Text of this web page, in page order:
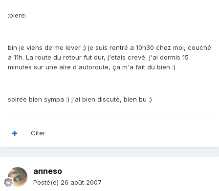
:biere:
bin je viens de me lever :) je suis rentré a 10h30 chez moi, couché
a 11h. La route du retour fut dur, j'etais crevé, j'ai dormis 15
minutes sur une aire d'autoroute, ça m'a fait du bien :)
soirée bien sympa :) j'ai bien discuté, bien bu :)
Citer
anneso
Posté(e) 26 août 2007